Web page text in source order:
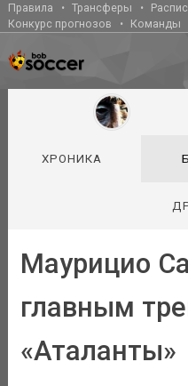
Правила Трансферы
Конкурс прогнозов
Команды
ХРОНИКА
Маурицио
главным
«Аталанты»